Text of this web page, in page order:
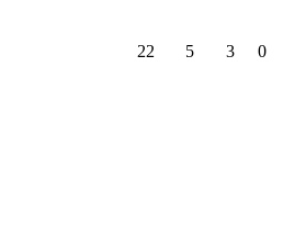
22 5 3 0